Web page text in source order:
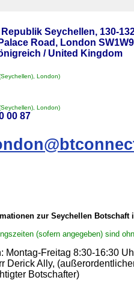
Seychellen, 130-
Road, London
/ United Kingdom
London)
London)
00 87
zur Seychellen Botschaft
(sofern angegeben) sind
Montag-Freitag 8:30-16:30
Derick Ally,
Botschafter)